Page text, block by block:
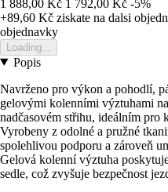
1 888,00 Kč 1 792,00 Kč -5%
+89,60 Kč ziskate na dalsi
objednavky
Loading...
Popis
Navrženo pro výkon a pohodlí,
gelovými kolenními výztuhami
nadčasovém střihu, ideálním pro
Vyrobeny z odolné a pružné
spolehlivou podporu a zároveň
Gelová kolenní výztuha
sedle, což zvyšuje bezpečnost